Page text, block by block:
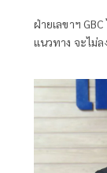
ฝ่ายเลขาฯ
แนวทาง จะไม่